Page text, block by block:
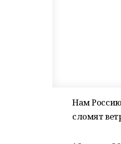
Нам Россию
сломят